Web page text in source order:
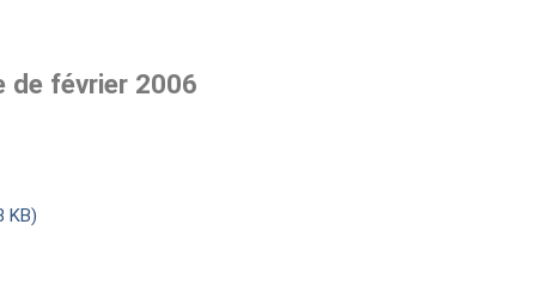
de février 2006
KB)